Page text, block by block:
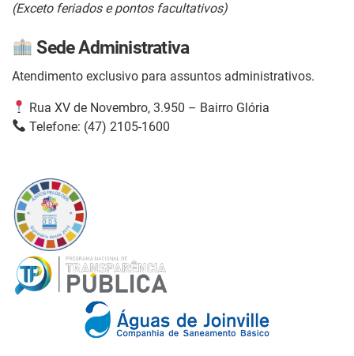
(Exceto feriados e pontos facultativos)
Sede Administrativa
Atendimento exclusivo para assuntos administrativos.
Rua XV de Novembro, 3.950 – Bairro Glória
Telefone: (47) 2105-1600